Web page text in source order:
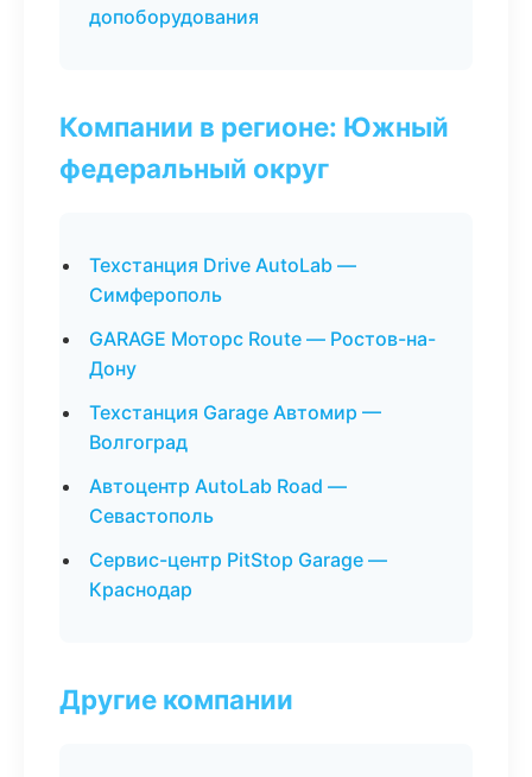
допоборудования
Компании в регионе: Южный
федеральный округ
Техстанция Drive AutoLab —
Симферополь
GARAGE Моторс Route — Ростов-на-
Дону
Техстанция Garage Автомир —
Волгоград
Автоцентр AutoLab Road —
Севастополь
Сервис-центр PitStop Garage —
Краснодар
Другие компании